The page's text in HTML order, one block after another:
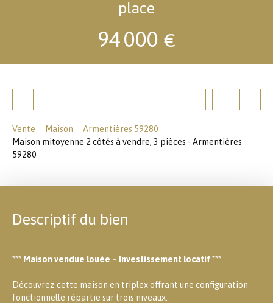
place
94 000 €
Vente Maison
Armentières 59280
Maison mitoyenne 2 côtés à vendre, 3 pièces - Armentières
59280
Descriptif du bien
*** Maison vendue louée – Investissement locatif ***
Découvrez cette maison en triplex offrant une configuration
fonctionnelle répartie sur trois niveaux.